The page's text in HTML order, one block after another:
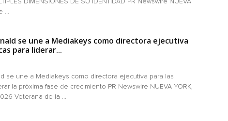
DIMENSIONES DE SU IDENTIDAD PR Newswire NUEVA
...
se une a Mediakeys como directora ejecutiva
para liderar...
se une a Mediakeys como directora ejecutiva para las
la próxima fase de crecimiento PR Newswire NUEVA YORK,
Veterana de la ...